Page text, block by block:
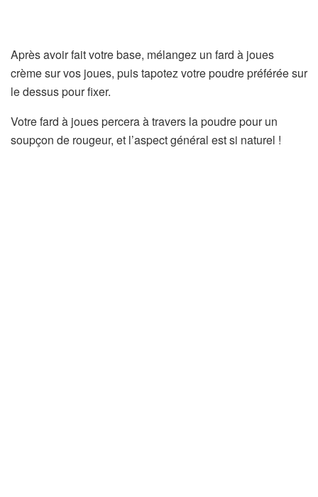
Après avoir fait votre base, mélangez un fard à joues
crème sur vos joues, puis tapotez votre poudre préférée sur
le dessus pour fixer.
Votre fard à joues percera à travers la poudre pour un
soupçon de rougeur, et l’aspect général est si naturel !